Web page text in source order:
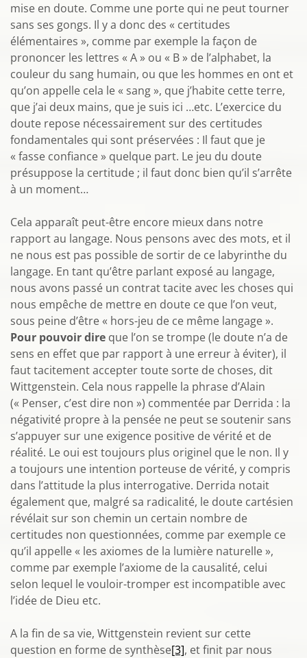
mise en doute. Comme une porte qui ne peut tourner
sans ses gongs. Il y a donc des « certitudes
élémentaires », comme par exemple la façon de
prononcer les lettres « A » ou « B » de l’alphabet, la
couleur du sang humain, ou que les hommes en ont et
qu’on appelle cela le « sang », que j’habite cette terre,
que j’ai deux mains, que je suis ici …etc. L’exercice du
doute repose nécessairement sur des certitudes
fondamentales qui sont préservées : Il faut que je
« fasse confiance » quelque part. Le jeu du doute
présuppose la certitude ; il faut donc bien qu’il s’arrête
à un moment…
Cela apparaît peut-être encore mieux dans notre
rapport au langage. Nous pensons avec des mots, et il
ne nous est pas possible de sortir de ce labyrinthe du
langage. En tant qu’être parlant exposé au langage,
nous avons passé un contrat tacite avec les choses qui
nous empêche de mettre en doute ce que l’on veut,
sous peine d’être « hors-jeu de ce même langage ».
Pour pouvoir dire que l’on se trompe (le doute n’a de
sens en effet que par rapport à une erreur à éviter), il
faut tacitement accepter toute sorte de choses, dit
Wittgenstein. Cela nous rappelle la phrase d’Alain
(« Penser, c’est dire non ») commentée par Derrida : la
négativité propre à la pensée ne peut se soutenir sans
s’appuyer sur une exigence positive de vérité et de
réalité. Le oui est toujours plus originel que le non. Il y
a toujours une intention porteuse de vérité, y compris
dans l’attitude la plus interrogative. Derrida notait
également que, malgré sa radicalité, le doute cartésien
révélait sur son chemin un certain nombre de
certitudes non questionnées, comme par exemple ce
qu’il appelle « les axiomes de la lumière naturelle »,
comme par exemple l’axiome de la causalité, celui
selon lequel le vouloir-tromper est incompatible avec
l’idée de Dieu etc.
A la fin de sa vie, Wittgenstein revient sur cette
question en forme de synthèse[3], et finit par nous